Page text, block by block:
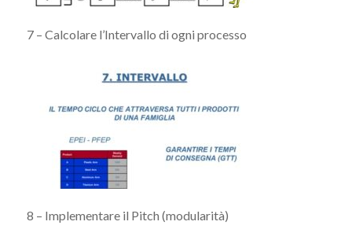
7 – Calcolare l’Intervallo di ogni processo
8 – Implementare il Pitch (modularità)